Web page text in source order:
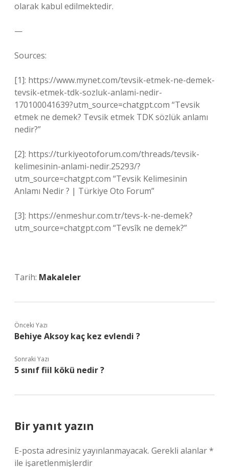
olarak kabul edilmektedir.
—
Sources:
[1]: https://www.mynet.com/tevsik-etmek-ne-demek-
tevsik-etmek-tdk-sozluk-anlami-nedir-
170100041639?utm_source=chatgpt.com “Tevsik
etmek ne demek? Tevsik etmek TDK sözlük anlamı
nedir?”
[2]: https://turkiyeotoforum.com/threads/tevsik-
kelimesinin-anlami-nedir.25293/?
utm_source=chatgpt.com “Tevsik Kelimesinin
Anlamı Nedir ? | Türkiye Oto Forum”
[3]: https://enmeshur.com.tr/tevs-k-ne-demek?
utm_source=chatgpt.com “Tevsîk ne demek?”
Tarih: Makaleler
Önceki Yazı
Behiye Aksoy kaç kez evlendi ?
Sonraki Yazı
5 sınıf fiil kökü nedir ?
Bir yanıt yazın
E-posta adresiniz yayınlanmayacak. Gerekli alanlar*
ile işaretlenmişlerdir